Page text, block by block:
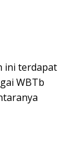
ini terdapat
WBTb